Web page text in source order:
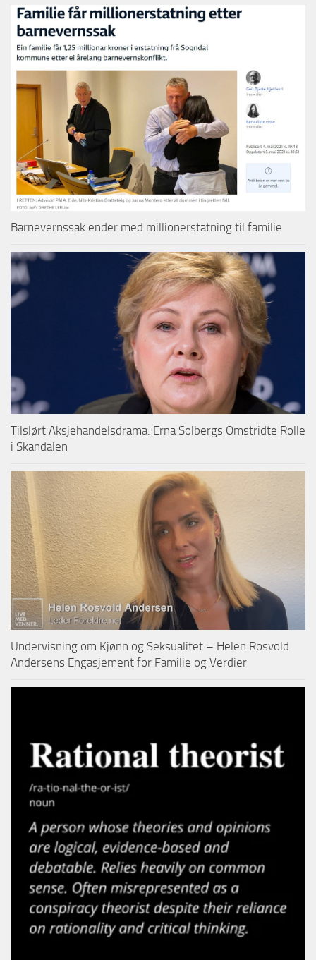
Barnevernssak ender med millionerstatning til familie
Tilslørt Aksjehandelsdrama: Erna Solbergs Omstridte Rolle
i Skandalen
Undervisning om Kjønn og Seksualitet – Helen Rosvold
Andersens Engasjement for Familie og Verdier